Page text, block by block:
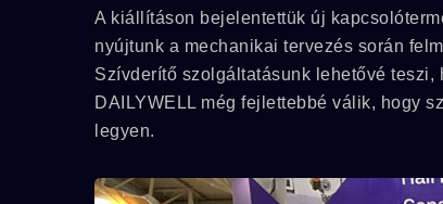
A kiállításon bejelentettük új
nyújtunk a mechanikai tervezés során
Szívderítő szolgáltatásunk lehetővé
DAILYWELL még fejlettebbé válik, hogy
legyen.